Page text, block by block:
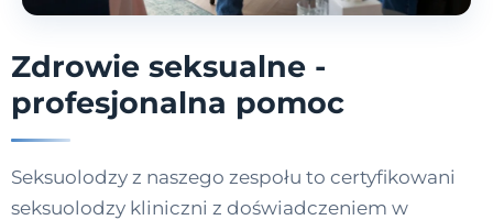
Zdrowie seksualne -
profesjonalna pomoc
Seksuolodzy z naszego zespołu to certyfikowani
seksuolodzy kliniczni z doświadczeniem w